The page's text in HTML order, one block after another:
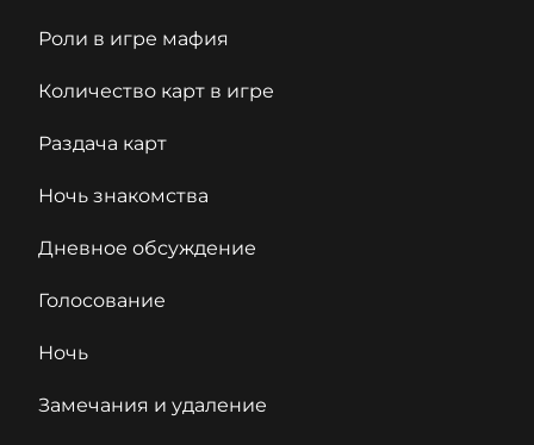
Роли в игре мафия
Количество карт в игре
Раздача карт
Ночь знакомства
Дневное обсуждение
Голосование
Ночь
Замечания и удаление